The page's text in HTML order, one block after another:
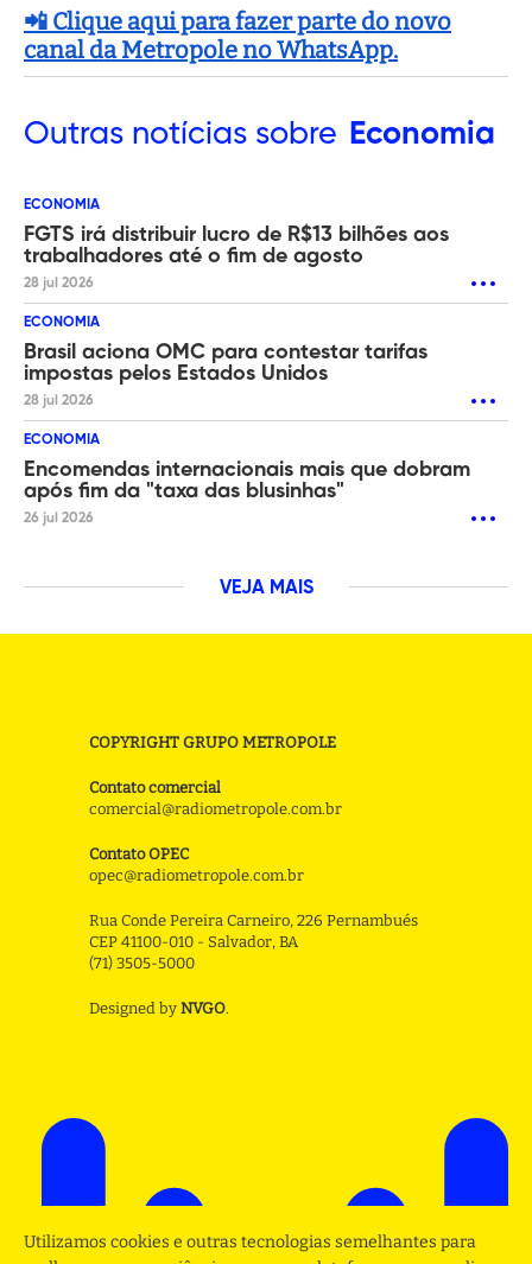
📲 Clique aqui para fazer parte do novo
canal da Metropole no WhatsApp.
Outras notícias sobre Economia
ECONOMIA
FGTS irá distribuir lucro de R$13 bilhões aos
trabalhadores até o fim de agosto
28 jul 2026
ECONOMIA
Brasil aciona OMC para contestar tarifas
impostas pelos Estados Unidos
28 jul 2026
ECONOMIA
Encomendas internacionais mais que dobram
após fim da "taxa das blusinhas"
26 jul 2026
VEJA MAIS
COPYRIGHT GRUPO METROPOLE
Contato comercial
comercial@radiometropole.com.br
Contato OPEC
opec@radiometropole.com.br
Rua Conde Pereira Carneiro, 226 Pernambués
CEP 41100-010 - Salvador, BA
(71) 3505-5000
Designed by NVGO.
Utilizamos cookies e outras tecnologias semelhantes para